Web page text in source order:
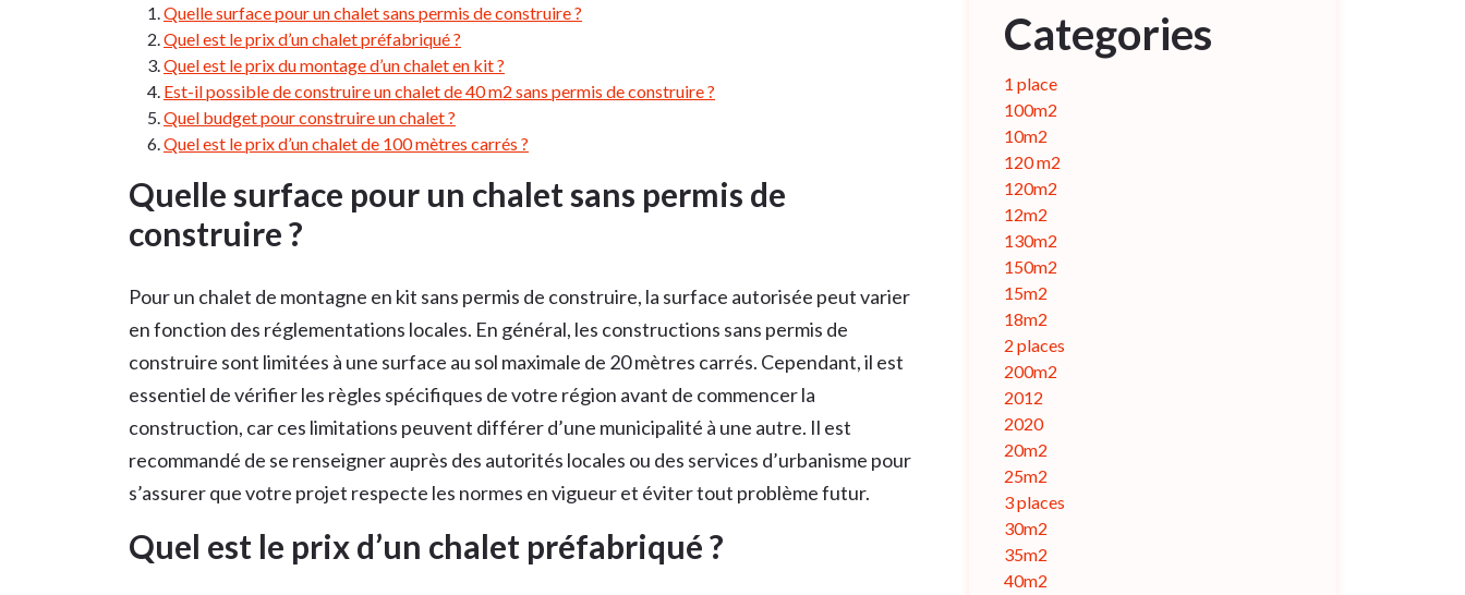
Quelle surface pour un chalet sans permis de construire ?
Quel est le prix d’un chalet préfabriqué ?
Quel est le prix du montage d’un chalet en kit ?
Est-il possible de construire un chalet de 40 m2 sans permis de construire ?
Quel budget pour construire un chalet ?
Quel est le prix d’un chalet de 100 mètres carrés ?
Quelle surface pour un chalet sans permis de
construire ?
Pour un chalet de montagne en kit sans permis de construire, la surface autorisée peut varier
en fonction des réglementations locales. En général, les constructions sans permis de
construire sont limitées à une surface au sol maximale de 20 mètres carrés. Cependant, il est
essentiel de vérifier les règles spécifiques de votre région avant de commencer la
construction, car ces limitations peuvent différer d’une municipalité à une autre. Il est
recommandé de se renseigner auprès des autorités locales ou des services d’urbanisme pour
s’assurer que votre projet respecte les normes en vigueur et éviter tout problème futur.
Quel est le prix d’un chalet préfabriqué ?
Categories
1 place
100m2
10m2
120 m2
120m2
12m2
130m2
150m2
15m2
18m2
2 places
200m2
2012
2020
20m2
25m2
3 places
30m2
35m2
40m2